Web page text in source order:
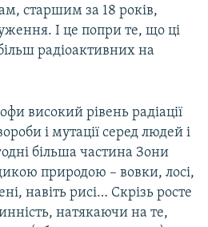
старшим за 18 років,
І це попри те, що ці
радіоактивних на
високий рівень радіації
і мутації серед людей і
більша частина Зони
природою – вовки, лосі,
навіть рисі… Скрізь росте
натякаючи на те,